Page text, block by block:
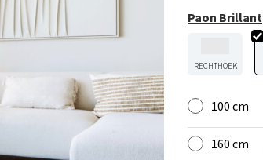
Paon Brillant
RECHTHOEK
100 cm
160 cm